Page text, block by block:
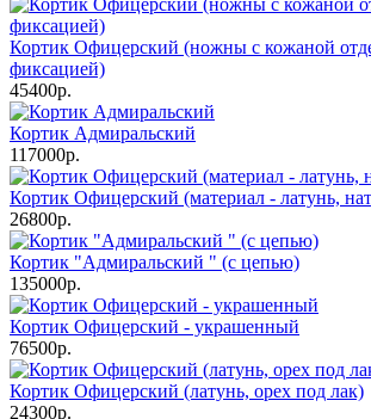
Кортик Офицерский (ножны с кожаной
фиксацией)
45400р.
Кортик Адмиральский
117000р.
Кортик Офицерский (материал - латунь,
26800р.
Кортик "Адмиральский " (с цепью)
135000р.
Кортик Офицерский - украшенный
76500р.
Кортик Офицерский (латунь, орех под лак)
24300р.